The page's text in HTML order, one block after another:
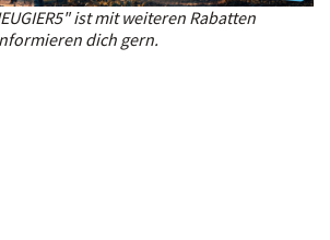
ist mit weiteren Rabatten
dich gern.